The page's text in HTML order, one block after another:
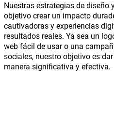
Nuestras estrategias de diseño
objetivo crear un impacto
cautivadoras y experiencias
resultados reales. Ya sea un
web fácil de usar o una
sociales, nuestro objetivo es
manera significativa y efectiva.